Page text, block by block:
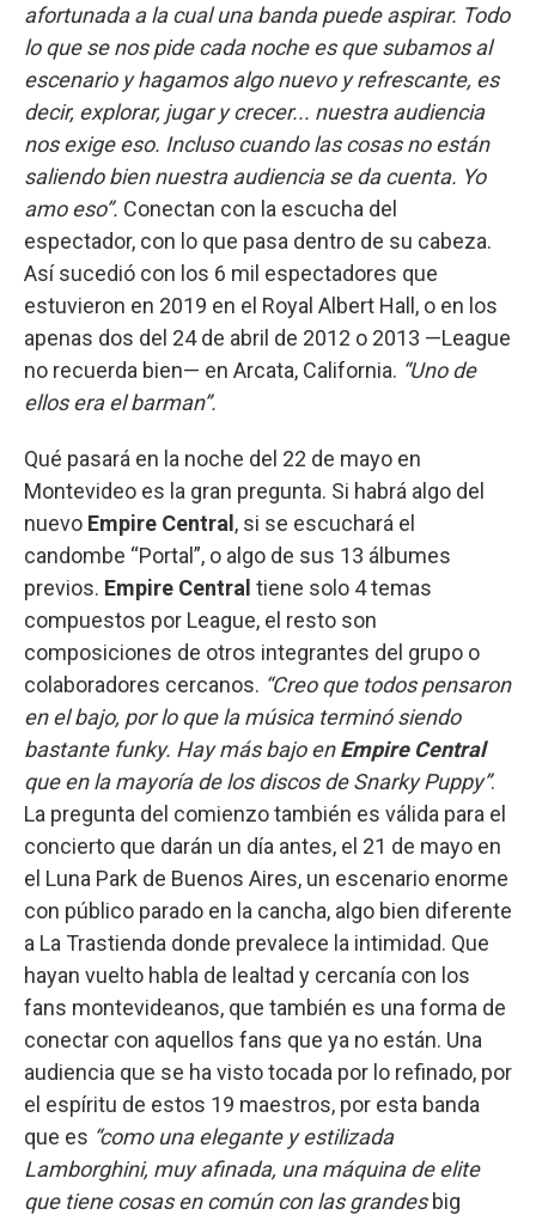
afortunada a la cual una banda puede aspirar. Todo
lo que se nos pide cada noche es que subamos al
escenario y hagamos algo nuevo y refrescante, es
decir, explorar, jugar y crecer... nuestra audiencia
nos exige eso. Incluso cuando las cosas no están
saliendo bien nuestra audiencia se da cuenta. Yo
amo eso”. Conectan con la escucha del
espectador, con lo que pasa dentro de su cabeza.
Así sucedió con los 6 mil espectadores que
estuvieron en 2019 en el Royal Albert Hall, o en los
apenas dos del 24 de abril de 2012 o 2013 —League
no recuerda bien— en Arcata, California. “Uno de
ellos era el barman”.
Qué pasará en la noche del 22 de mayo en
Montevideo es la gran pregunta. Si habrá algo del
nuevo Empire Central , si se escuchará el
candombe “Portal”, o algo de sus 13 álbumes
previos. Empire Central tiene solo 4 temas
compuestos por League, el resto son
composiciones de otros integrantes del grupo o
colaboradores cercanos. “Creo que todos pensaron
en el bajo, por lo que la música terminó siendo
bastante funky. Hay más bajo enEmpire Central
que en la mayoría de los discos de Snarky Puppy”.
La pregunta del comienzo también es válida para el
concierto que darán un día antes, el 21 de mayo en
el Luna Park de Buenos Aires, un escenario enorme
con público parado en la cancha, algo bien diferente
a La Trastienda donde prevalece la intimidad. Que
hayan vuelto habla de lealtad y cercanía con los
fans montevideanos, que también es una forma de
conectar con aquellos fans que ya no están. Una
audiencia que se ha visto tocada por lo refinado, por
el espíritu de estos 19 maestros, por esta banda
que es “como una elegante y estilizada
Lamborghini, muy afinada, una máquina de elite
que tiene cosas en común con las grandes big